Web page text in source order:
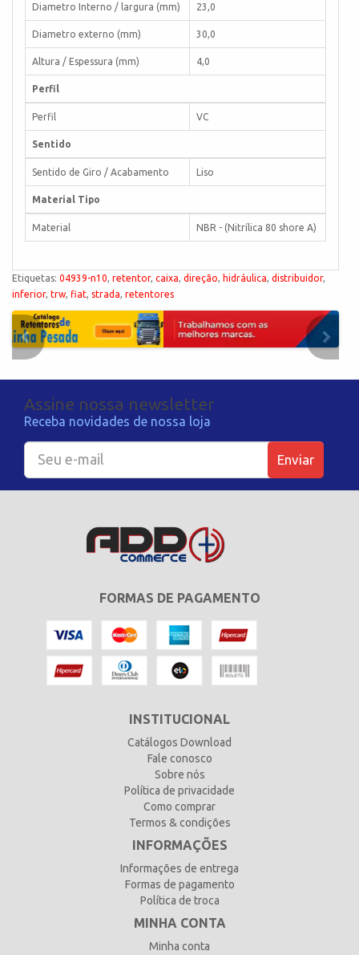
Diametro Interno / largura (mm) 23,0
Diametro externo (mm) 30,0
Altura / Espessura (mm) 4,0
Perfil
Perfil VC
Sentido
Sentido de Giro / Acabamento Liso
Material Tipo
Material NBR - (Nitrílica 80 shore A)
Etiquetas: 04939-n10, retentor, caixa, direção, hidráulica, distribuidor,
inferior, trw, fiat, strada, retentores
Assine nossa newsletter
Receba novidades de nossa loja
Enviar
FORMAS DE PAGAMENTO
INSTITUCIONAL
Catálogos Download
Fale conosco
Sobre nós
Política de privacidade
Como comprar
Termos & condições
INFORMAÇÕES
Informações de entrega
Formas de pagamento
Política de troca
MINHA CONTA
Minha conta